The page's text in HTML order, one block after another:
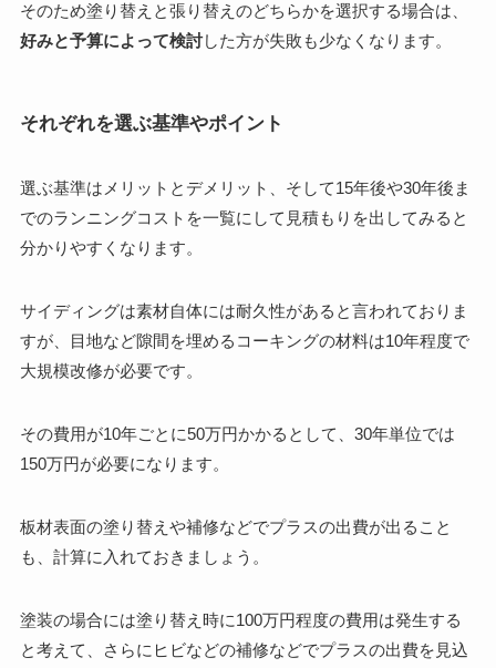
そのため塗り替えと張り替えのどちらかを選択する場合は、
好みと予算によって検討した方が失敗も少なくなります。
それぞれを選ぶ基準やポイント
選ぶ基準はメリットとデメリット、そして15年後や30年後ま
でのランニングコストを一覧にして見積もりを出してみると
分かりやすくなります。
サイディングは素材自体には耐久性があると言われておりま
すが、目地など隙間を埋めるコーキングの材料は10年程度で
大規模改修が必要です。
その費用が10年ごとに50万円かかるとして、30年単位では
150万円が必要になります。
板材表面の塗り替えや補修などでプラスの出費が出ること
も、計算に入れておきましょう。
塗装の場合には塗り替え時に100万円程度の費用は発生する
と考えて、さらにヒビなどの補修などでプラスの出費を見込